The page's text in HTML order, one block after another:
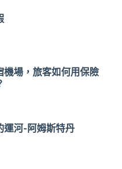
機場，旅客如何用保險
運河-阿姆斯特丹